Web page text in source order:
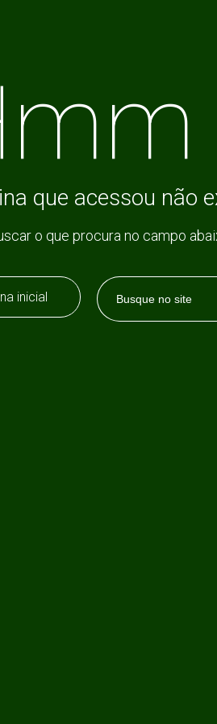
que acessou não
o que procura no campo
inicial